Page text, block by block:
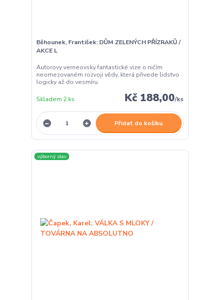
Běhounek, František: DŮM ZELENÝCH PŘÍZRAKŮ /
AKCE L
Autorovy verneovsky fantastické vize o ničím
neomezovaném rozvoji vědy, která přivede lidstvo
logicky až do vesmíru.
Kč 188,00/ks
Skladem 2 ks
Přidat do košíku
výborný stav